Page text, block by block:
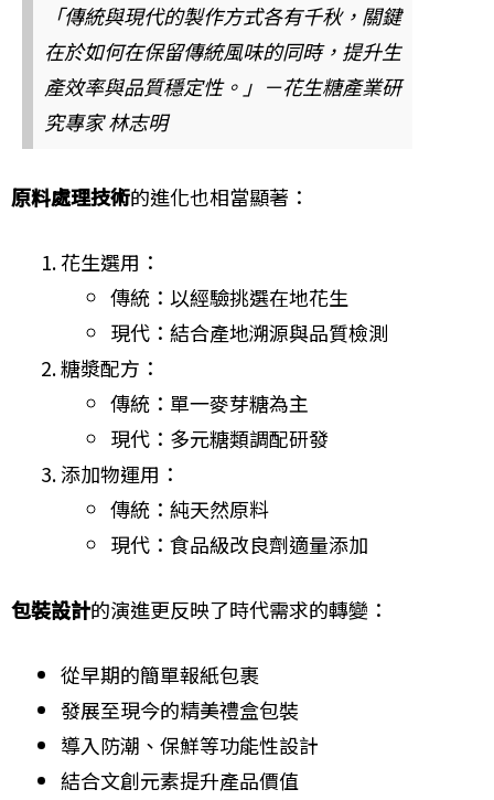
「傳統與現代的製作方式各有千秋，關鍵
在於如何在保留傳統風味的同時，提升生
產效率與品質穩定性。」－花生糖產業研
究專家 林志明
原料處理技術的進化也相當顯著：
花生選用：
傳統：以經驗挑選在地花生
現代：結合產地溯源與品質檢測
糖漿配方：
傳統：單一麥芽糖為主
現代：多元糖類調配研發
添加物運用：
傳統：純天然原料
現代：食品級改良劑適量添加
包裝設計的演進更反映了時代需求的轉變：
從早期的簡單報紙包裹
發展至現今的精美禮盒包裝
導入防潮、保鮮等功能性設計
結合文創元素提升產品價值